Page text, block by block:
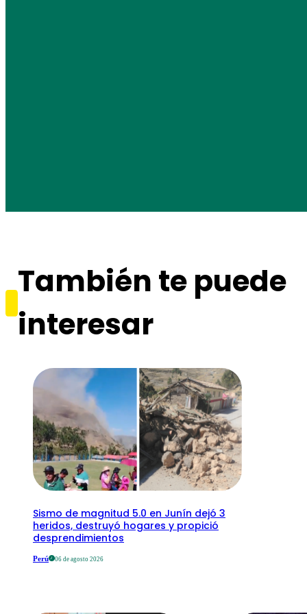
También te puede
interesar
Sismo de magnitud 5.0 en Junín dejó 3
heridos, destruyó hogares y propició
desprendimientos
Perú 06 de agosto 2026